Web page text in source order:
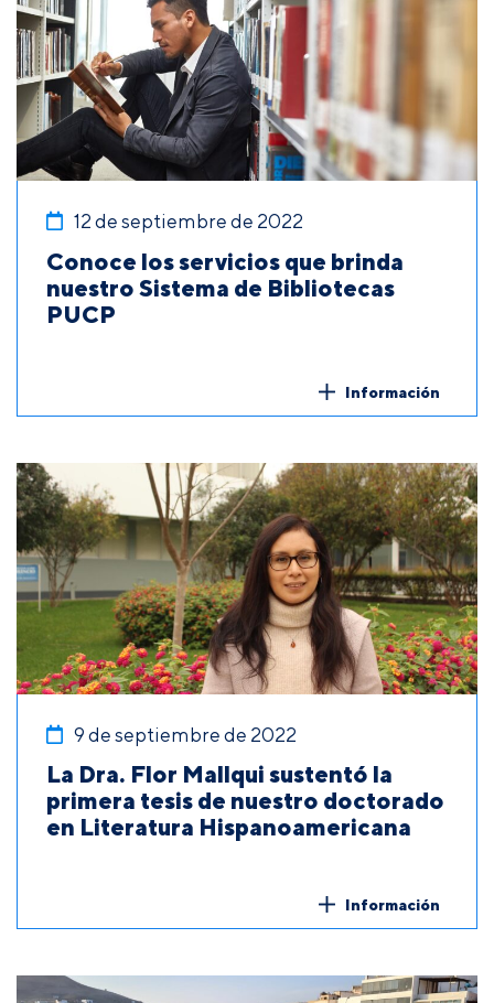
12 de septiembre de 2022
Conoce los servicios que brinda
nuestro Sistema de Bibliotecas
PUCP
Información
9 de septiembre de 2022
La Dra. Flor Mallqui sustentó la
primera tesis de nuestro doctorado
en Literatura Hispanoamericana
Información